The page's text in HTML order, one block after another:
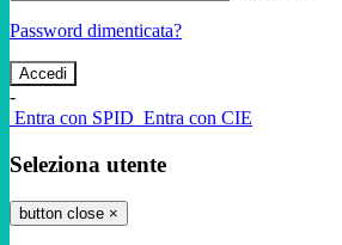
Password dimenticata?
-
Entra con SPID Entra con CIE
Seleziona utente
button close ×